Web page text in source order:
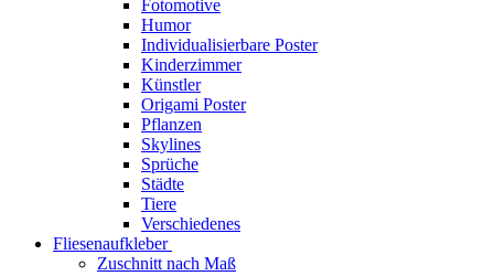
Fotomotive
Humor
Individualisierbare Poster
Kinderzimmer
Künstler
Origami Poster
Pflanzen
Skylines
Sprüche
Städte
Tiere
Verschiedenes
Fliesenaufkleber
Zuschnitt nach Maß